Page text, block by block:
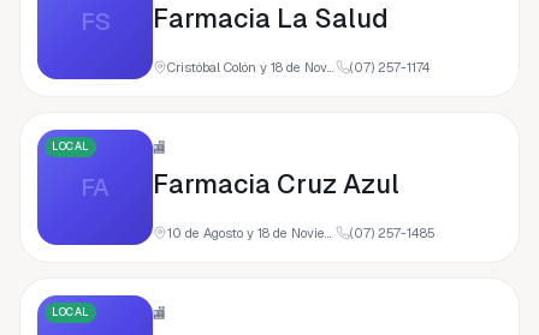
FS Farmacia La Salud
Cristóbal Colón y 18 de Noviembre &, Loja, Ecuador (07) 257-1174
FA
LOCAL 🏬
Farmacia Cruz Azul
10 de Agosto y 18 de Noviembre, Loja, Ecuador (07) 257-1485
LOCAL 🏬